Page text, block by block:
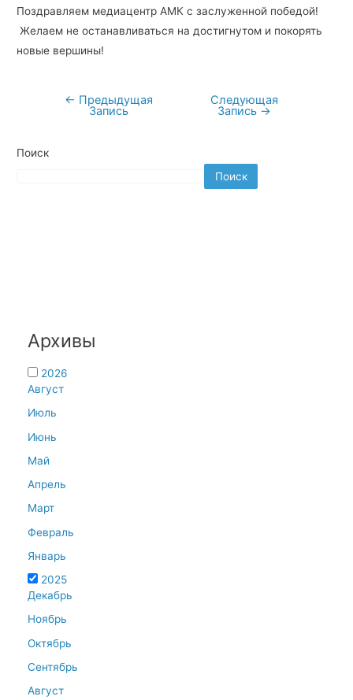
Поздравляем медиацентр АМК с заслуженной победой!
Желаем не останавливаться на достигнутом и покорять
новые вершины!
Навигация
← Предыдущая
Запись
Следующая
Запись →
Поиск
Поиск
Архивы
2026
Август
Июль
Июнь
Май
Апрель
Март
Февраль
Январь
2025
Декабрь
Ноябрь
Октябрь
Сентябрь
Август